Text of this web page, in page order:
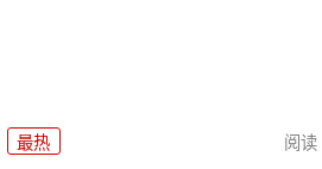
最热 阅读